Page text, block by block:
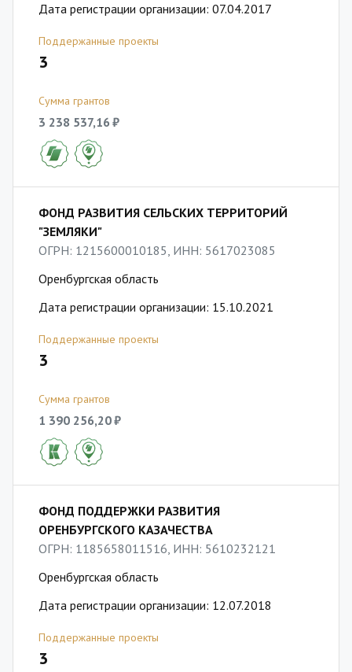
Дата регистрации организации: 07.04.2017
Поддержанные проекты
3
Сумма грантов
3 238 537,16 ₽
ФОНД РАЗВИТИЯ СЕЛЬСКИХ ТЕРРИТОРИЙ
"ЗЕМЛЯКИ"
ОГРН: 1215600010185, ИНН: 5617023085
Оренбургская область
Дата регистрации организации: 15.10.2021
Поддержанные проекты
3
Сумма грантов
1 390 256,20 ₽
ФОНД ПОДДЕРЖКИ РАЗВИТИЯ
ОРЕНБУРГСКОГО КАЗАЧЕСТВА
ОГРН: 1185658011516, ИНН: 5610232121
Оренбургская область
Дата регистрации организации: 12.07.2018
Поддержанные проекты
3